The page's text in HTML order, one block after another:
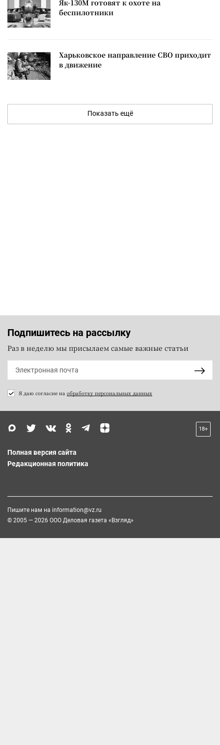
Як-130М готовят к охоте на
беспилотники
Харьковское направление СВО приходит
в движение
Показать ещё
Подпишитесь на рассылку
Раз в неделю мы присылаем самые важные статьи
Я даю согласие на обработку персональных данных
18+
Полная версия сайта
Редакционная политика
Пишите нам на information@vz.ru
© 2005 — 2026 ООО Деловая газета «Взгляд»